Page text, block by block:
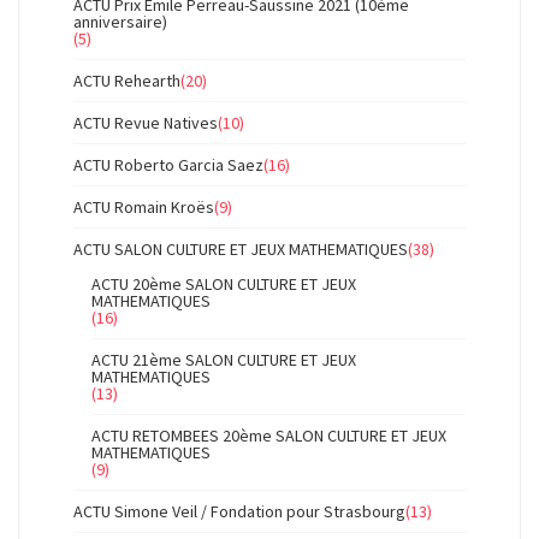
ACTU Prix Emile Perreau-Saussine 2021 (10ème
anniversaire)
(5)
ACTU Rehearth(20)
ACTU Revue Natives(10)
ACTU Roberto Garcia Saez(16)
ACTU Romain Kroës(9)
ACTU SALON CULTURE ET JEUX MATHEMATIQUES(38)
ACTU 20ème SALON CULTURE ET JEUX
MATHEMATIQUES
(16)
ACTU 21ème SALON CULTURE ET JEUX
MATHEMATIQUES
(13)
ACTU RETOMBEES 20ème SALON CULTURE ET JEUX
MATHEMATIQUES
(9)
ACTU Simone Veil / Fondation pour Strasbourg(13)